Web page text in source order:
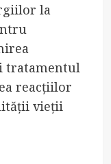
la
tratamentul
reacțiilor
vieții